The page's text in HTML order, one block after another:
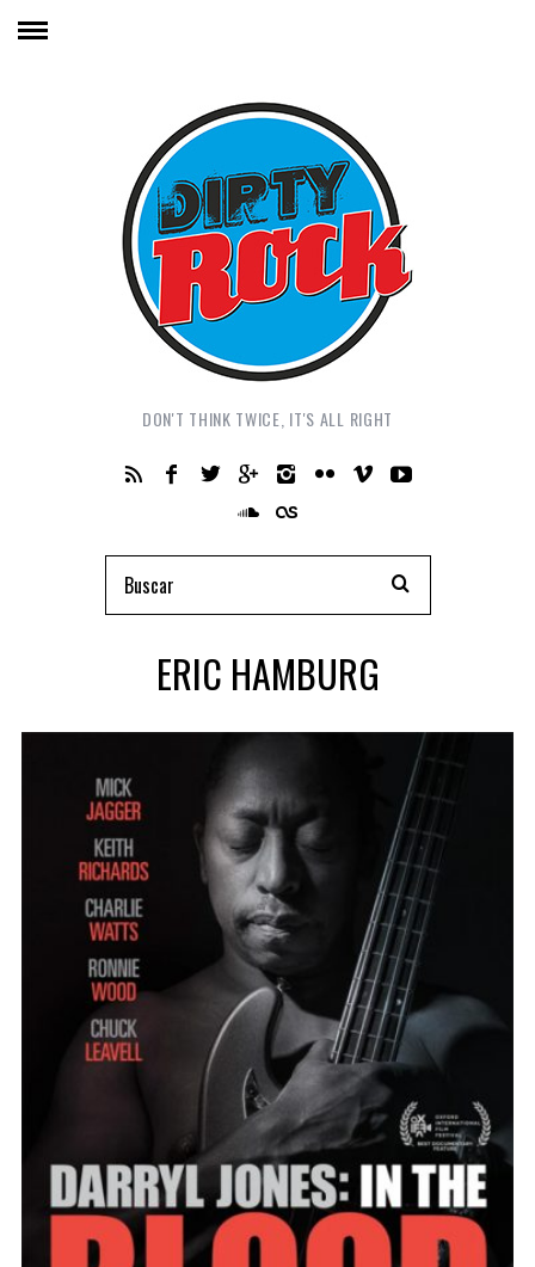
DON'T THINK TWICE, IT'S ALL RIGHT
ERIC HAMBURG